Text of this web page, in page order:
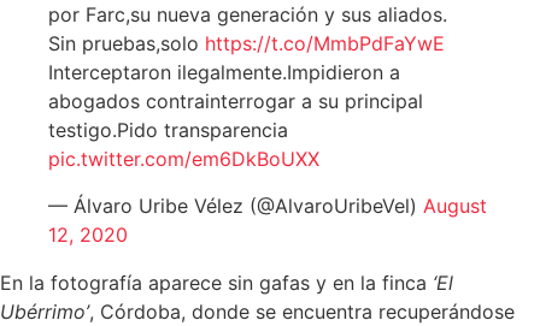
por Farc,su nueva generación y sus aliados.
Sin pruebas,solo https://t.co/MmbPdFaYwE
Interceptaron ilegalmente.Impidieron a
abogados contrainterrogar a su principal
testigo.Pido transparencia
pic.twitter.com/em6DkBoUXX
— Álvaro Uribe Vélez (@AlvaroUribeVel) August
12, 2020
En la fotografía aparece sin gafas y en la finca ‘El
Ubérrimo’, Córdoba, donde se encuentra recuperándose